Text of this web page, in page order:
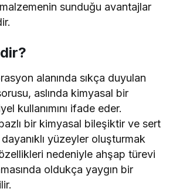
sunduğu avantajlar
alanında sıkça duyulan
aslında kimyasal bir
kullanımını ifade eder.
bir kimyasal bileşiktir ve sert
dayanıklı yüzeyler oluşturmak
özellikleri nedeniyle ahşap türevi
oldukça yaygın bir